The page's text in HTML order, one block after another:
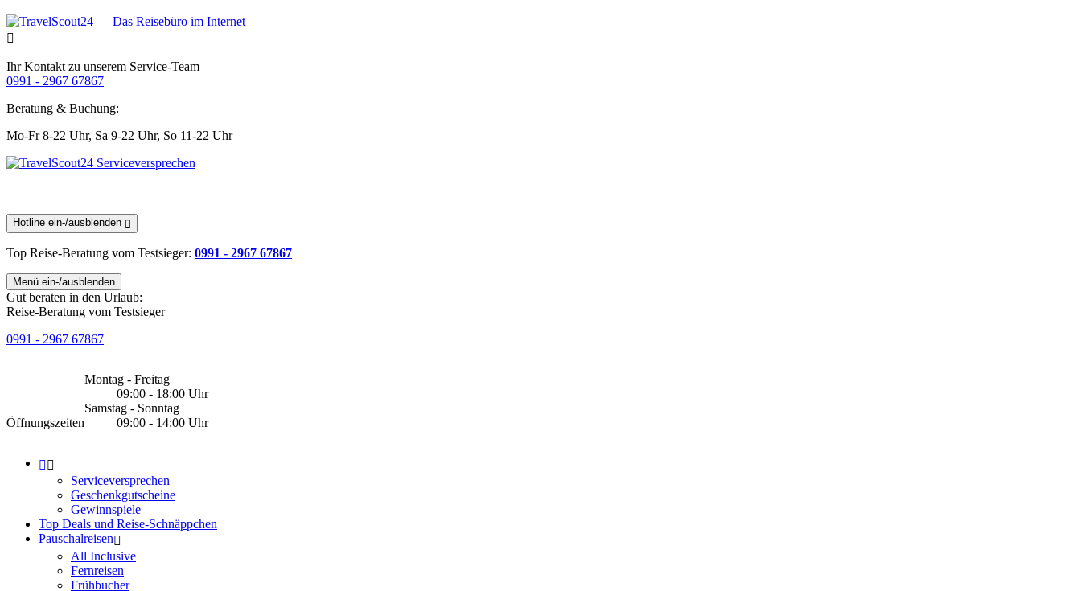
Ihr Kontakt zu unserem Service-Team
0991 - 2967 67867
Beratung & Buchung:
Mo-Fr 8-22 Uhr, Sa 9-22 Uhr, So 11-22 Uhr
Hotline ein-/ausblenden
Top Reise-Beratung vom Testsieger: 0991 - 2967 67867
Menü ein-/ausblenden
Gut beraten in den Urlaub:
Reise-Beratung vom Testsieger
0991 - 2967 67867
Öffnungszeiten
Montag - Freitag
09:00 - 18:00 Uhr
Samstag - Sonntag
09:00 - 14:00 Uhr
Serviceversprechen
Geschenkgutscheine
Gewinnspiele
Top Deals und Reise-Schnäppchen
Pauschalreisen
All Inclusive
Fernreisen
Frühbucher